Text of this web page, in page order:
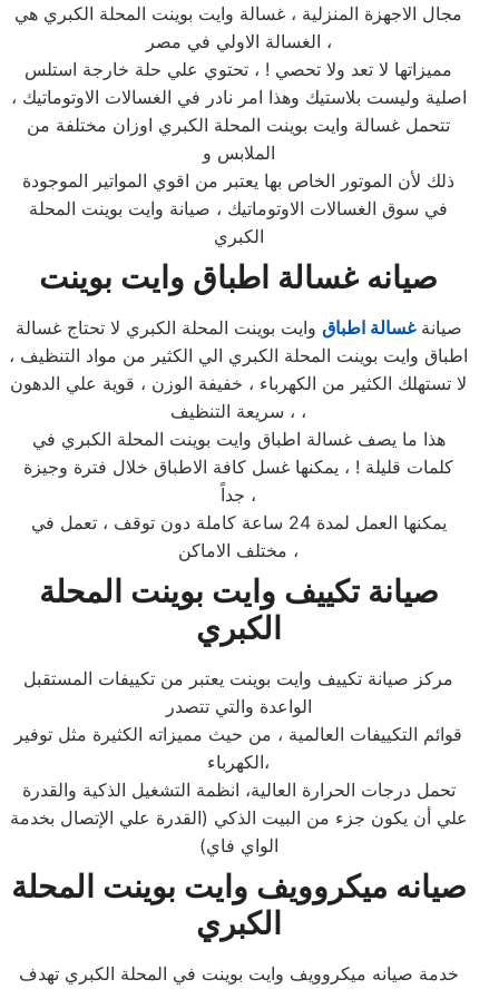
مجال الاجهزة المنزلية ، غسالة وايت بوينت المحلة الكبري هي
الغسالة الاولي في مصر ،
مميزاتها لا تعد ولا تحصي ! ، تحتوي علي حلة خارجة استلس
اصلية وليست بلاستيك وهذا امر نادر في الغسالات الاوتوماتيك ،
تتحمل غسالة وايت بوينت المحلة الكبري اوزان مختلفة من
الملابس و
ذلك لأن الموتور الخاص بها يعتبر من اقوي المواتير الموجودة
في سوق الغسالات الاوتوماتيك ، صيانة وايت بوينت المحلة
الكبري
صيانه غسالة اطباق وايت بوينت
صيانةغسالة اطباق وايت بوينت المحلة الكبري لا تحتاج غسالة
اطباق وايت بوينت المحلة الكبري الي الكثير من مواد التنظيف ،
لا تستهلك الكثير من الكهرباء ، خفيفة الوزن ، قوية علي الدهون
، سريعة التنظيف ،
هذا ما يصف غسالة اطباق وايت بوينت المحلة الكبري في
كلمات قليلة ! ، يمكنها غسل كافة الاطباق خلال فترة وجيزة
جداً ،
يمكنها العمل لمدة 24 ساعة كاملة دون توقف ، تعمل في
مختلف الاماكن ،
صيانة تكييف وايت بوينت المحلة
الكبري
مركز صيانة تكييف وايت بوينت يعتبر من تكييفات المستقبل
الواعدة والتي تتصدر
قوائم التكييفات العالمية ، من حيث مميزاته الكثيرة مثل توفير
الكهرباء،
تحمل درجات الحرارة العالية، انظمة التشغيل الذكية والقدرة
علي أن يكون جزء من البيت الذكي (القدرة علي الإتصال بخدمة
الواي فاي)
صيانه ميكروويف وايت بوينت المحلة
الكبري
خدمة صيانه ميكروويف وايت بوينت في المحلة الكبري تهدف